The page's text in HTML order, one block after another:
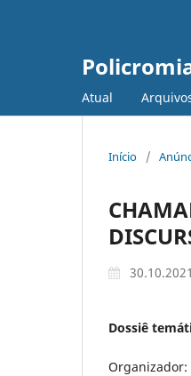
Atual
Início /
30.10.2021
Dossiê
Organizador: